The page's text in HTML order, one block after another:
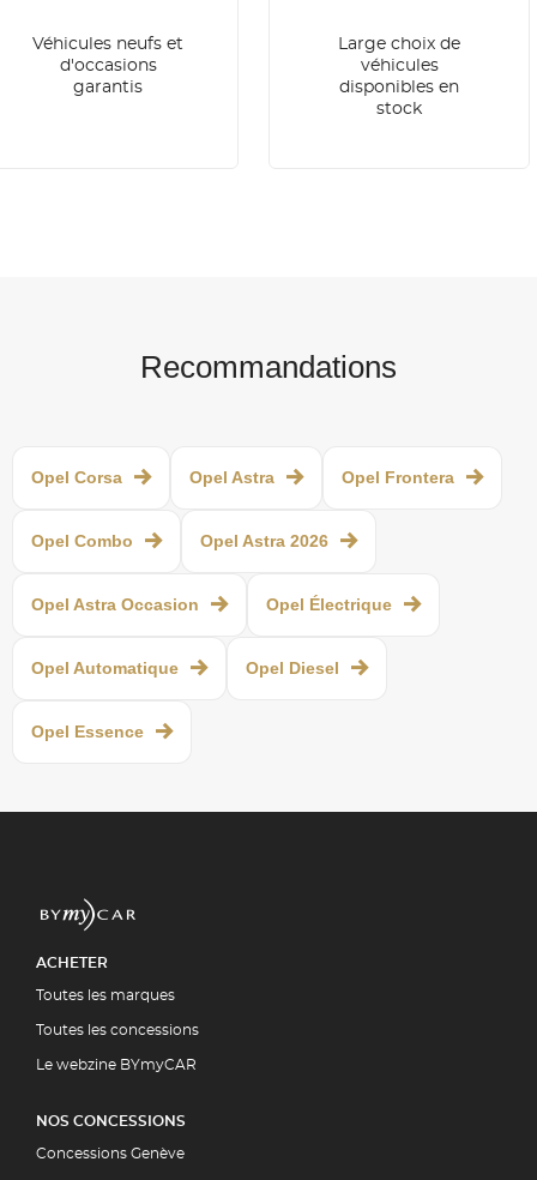
Véhicules neufs et
d'occasions
garantis
Large choix de
véhicules
disponibles en
stock
Recommandations
Opel Corsa Opel Astra Opel Frontera
Opel Combo Opel Astra 2026
Opel Astra Occasion Opel Électrique
Opel Automatique Opel Diesel
Opel Essence
ACHETER
Toutes les marques
Toutes les concessions
Le webzine BYmyCAR
NOS CONCESSIONS
Concessions Genève